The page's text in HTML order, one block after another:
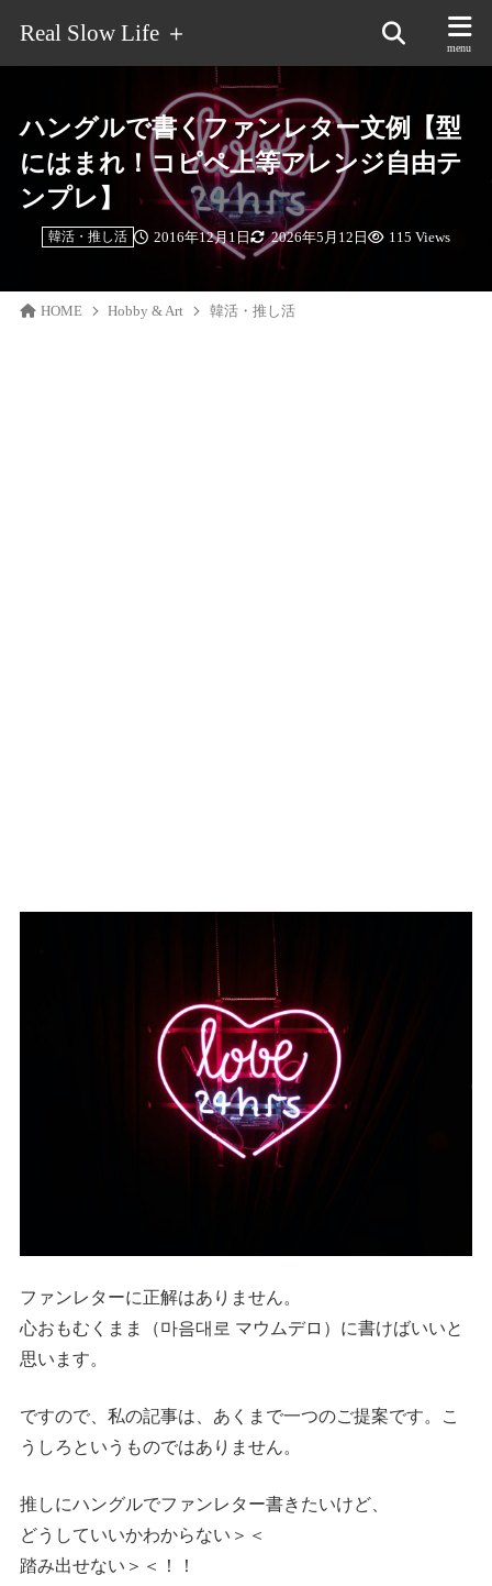
Real Slow Life ＋
ハングルで書くファンレター文例【型
にはまれ！コピペ上等アレンジ自由テ
ンプレ】
2016年12月1日 2026年5月12日
韓活・推し活 115 Views
HOME Hobby & Art 韓活・推し活
ファンレターに正解はありません。
心おもむくまま（마음대로 マウムデロ）に書けばいいと
思います。
ですので、私の記事は、あくまで一つのご提案です。こ
うしろというものではありません。
推しにハングルでファンレター書きたいけど、
どうしていいかわからない＞＜
踏み出せない＞＜！！